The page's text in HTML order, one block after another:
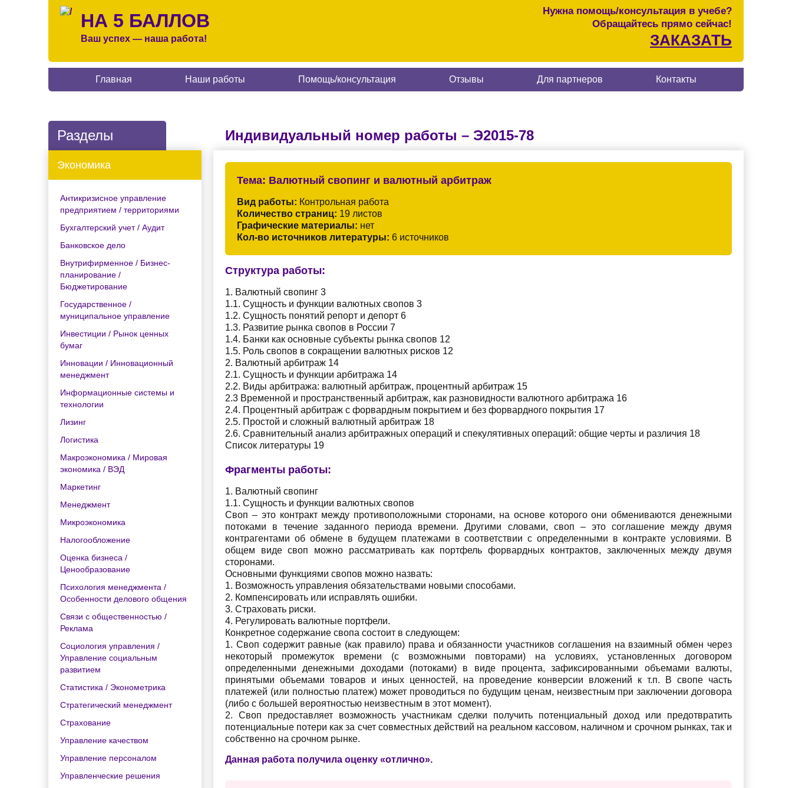
НА 5 БАЛЛОВ
Ваш успех — наша работа!
Нужна помощь/консультация в учебе?
Обращайтесь прямо сейчас!
ЗАКАЗАТЬ
Главная Наши работы Помощь/консультация Отзывы Для партнеров Контакты
Разделы
Экономика
Антикризисное управление
предприятием / территориями
Бухгалтерский учет / Аудит
Банковское дело
Внутрифирменное / Бизнес-
планирование /
Бюджетирование
Государственное /
муниципальное управление
Инвестиции / Рынок ценных
бумаг
Инновации / Инновационный
менеджмент
Информационные системы и
технологии
Лизинг
Логистика
Макроэкономика / Мировая
экономика / ВЭД
Маркетинг
Менеджмент
Микроэкономика
Налогообложение
Оценка бизнеса /
Ценообразование
Психология менеджмента /
Особенности делового общения
Связи с общественностью /
Реклама
Социология управления /
Управление социальным
развитием
Статистика / Эконометрика
Стратегический менеджмент
Страхование
Управление качеством
Управление персоналом
Управленческие решения
Индивидуальный номер работы – Э2015-78
Тема: Валютный свопинг и валютный арбитраж
Вид работы: Контрольная работа
Количество страниц: 19 листов
Графические материалы: нет
Кол-во источников литературы: 6 источников
Структура работы:
1. Валютный свопинг 3
1.1. Сущность и функции валютных свопов 3
1.2. Сущность понятий репорт и депорт 6
1.3. Развитие рынка свопов в России 7
1.4. Банки как основные субъекты рынка свопов 12
1.5. Роль свопов в сокращении валютных рисков 12
2. Валютный арбитраж 14
2.1. Сущность и функции арбитража 14
2.2. Виды арбитража: валютный арбитраж, процентный арбитраж 15
2.3 Временной и пространственный арбитраж, как разновидности валютного арбитража 16
2.4. Процентный арбитраж с форвардным покрытием и без форвардного покрытия 17
2.5. Простой и сложный валютный арбитраж 18
2.6. Сравнительный анализ арбитражных операций и спекулятивных операций: общие черты и различия 18
Список литературы 19
Фрагменты работы:
1. Валютный свопинг
1.1. Сущность и функции валютных свопов
Своп – это контракт между противоположными сторонами, на основе которого они обмениваются денежными
потоками в течение заданного периода времени. Другими словами, своп – это соглашение между двумя
контрагентами об обмене в будущем платежами в соответствии с определенными в контракте условиями. В
общем виде своп можно рассматривать как портфель форвардных контрактов, заключенных между двумя
сторонами.
Основными функциями свопов можно назвать:
1. Возможность управления обязательствами новыми способами.
2. Компенсировать или исправлять ошибки.
3. Страховать риски.
4. Регулировать валютные портфели.
Конкретное содержание свопа состоит в следующем:
1. Своп содержит равные (как правило) права и обязанности участников соглашения на взаимный обмен через
некоторый промежуток времени (с возможными повторами) на условиях, установленных договором
определенными денежными доходами (потоками) в виде процента, зафиксированными объемами валюты,
принятыми объемами товаров и иных ценностей, на проведение конверсии вложений к т.п. В свопе часть
платежей (или полностью платеж) может проводиться по будущим ценам, неизвестным при заключении договора
(либо с большей вероятностью неизвестным в этот момент).
2. Своп предоставляет возможность участникам сделки получить потенциальный доход или предотвратить
потенциальные потери как за счет совместных действий на реальном кассовом, наличном и срочном рынках, так и
собственно на срочном рынке.
Данная работа получила оценку «отлично».